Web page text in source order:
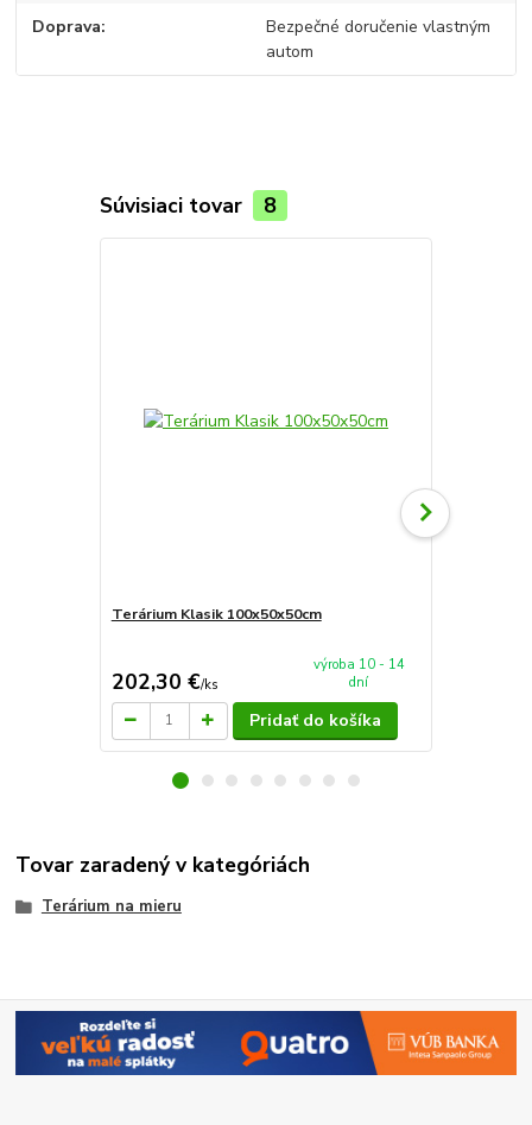
Doprava
Bezpečné doručenie vlastným
autom
Súvisiaci tovar 8
Terárium Klasik 100x50x50cm
202,30 €/ks
výroba 10 - 14
dní
Pridať do košíka
Tovar zaradený v kategóriách
Terárium na mieru